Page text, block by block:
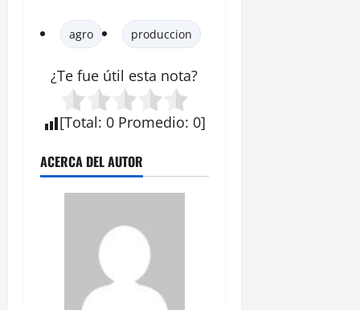
agro produccion
¿Te fue útil esta nota?
[Total: 0 Promedio: 0]
ACERCA DEL AUTOR